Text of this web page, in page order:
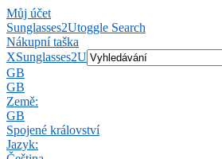
Můj účet
Sunglasses2Utoggle Search
Nákupní taška
XSunglasses2U
GB
GB
Země:
GB
Spojené království
Jazyk: